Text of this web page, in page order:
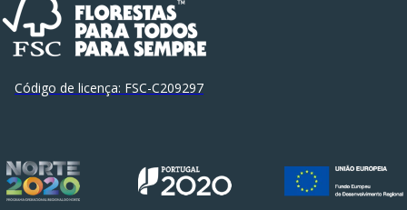
Código de licença: FSC-C209297